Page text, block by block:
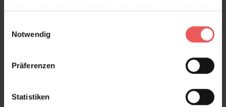
Notwendig
Präferenzen
Statistiken
Rhodera, col.03